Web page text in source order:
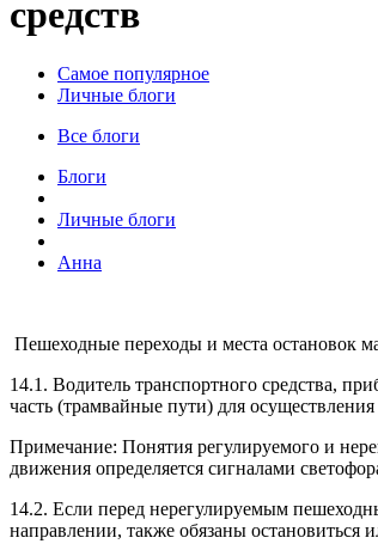
средств
Самое популярное
Личные блоги
Все блоги
Блоги
Личные блоги
Анна
Пешеходные переходы и места остановок
14.1. Водитель транспортного средства,
часть (трамвайные пути) для осуществления
Примечание: Понятия регулируемого и
движения определяется сигналами
14.2. Если перед нерегулируемым
направлении, также обязаны остановиться